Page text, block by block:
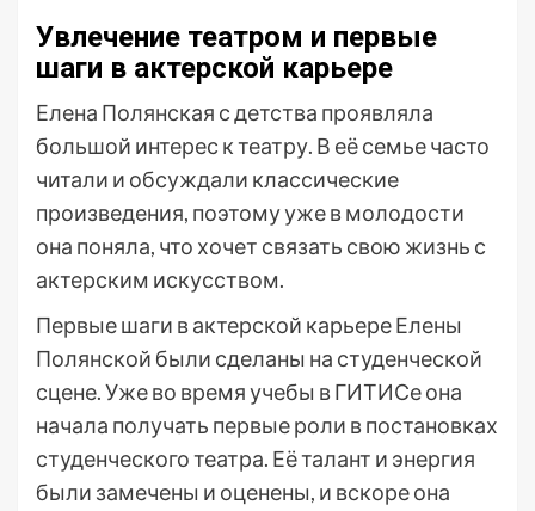
Увлечение театром и первые
шаги в актерской карьере
Елена Полянская с детства проявляла
большой интерес к театру. В её семье часто
читали и обсуждали классические
произведения, поэтому уже в молодости
она поняла, что хочет связать свою жизнь с
актерским искусством.
Первые шаги в актерской карьере Елены
Полянской были сделаны на студенческой
сцене. Уже во время учебы в ГИТИСе она
начала получать первые роли в постановках
студенческого театра. Её талант и энергия
были замечены и оценены, и вскоре она